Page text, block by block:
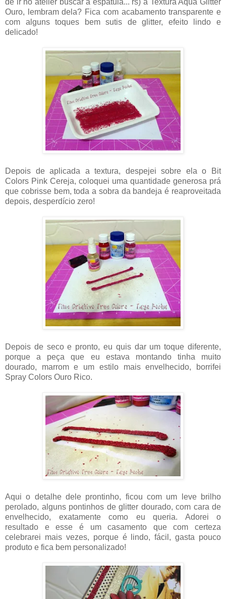
Ouro, lembram dela? Fica com acabamento transparente e
com alguns toques bem sutis de glitter, efeito lindo e
delicado!
Depois de aplicada a textura, despejei sobre ela o Bit
Colors Pink Cereja, coloquei uma quantidade generosa prá
que cobrisse bem, toda a sobra da bandeja é reaproveitada
depois, desperdício zero!
Depois de seco e pronto, eu quis dar um toque diferente,
porque a peça que eu estava montando tinha muito
dourado, marrom e um estilo mais envelhecido, borrifei
Spray Colors Ouro Rico.
Aqui o detalhe dele prontinho, ficou com um leve brilho
perolado, alguns pontinhos de glitter dourado, com cara de
envelhecido, exatamente como eu queria. Adorei o
resultado e esse é um casamento que com certeza
celebrarei mais vezes, porque é lindo, fácil, gasta pouco
produto e fica bem personalizado!